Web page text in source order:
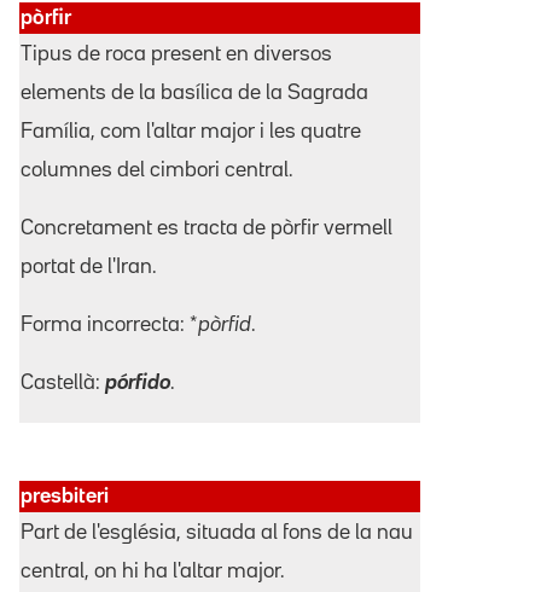
pòrfir
Tipus de roca present en diversos
elements de la basílica de la Sagrada
Família, com l'altar major i les quatre
columnes del cimbori central.
Concretament es tracta de pòrfir vermell
portat de l'Iran.
Forma incorrecta: *pòrfid.
Castellà: pórfido.
presbiteri
Part de l'església, situada al fons de la nau
central, on hi ha l'altar major.